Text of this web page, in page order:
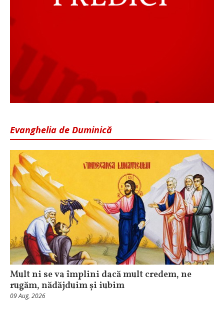
Evanghelia de Duminică
Mult ni se va împlini dacă mult credem, ne
rugăm, nădăjduim și iubim
09 Aug, 2026